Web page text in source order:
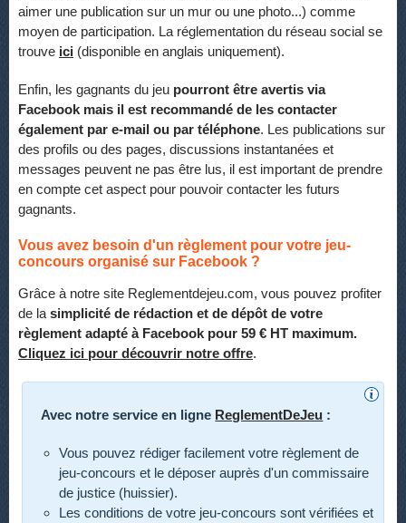
aimer une publication sur un mur ou une photo...) comme
moyen de participation. La réglementation du réseau social se
trouve ici (disponible en anglais uniquement).
Enfin, les gagnants du jeu pourront être avertis via
Facebook mais il est recommandé de les contacter
également par e-mail ou par téléphone. Les publications sur
des profils ou des pages, discussions instantanées et
messages peuvent ne pas être lus, il est important de prendre
en compte cet aspect pour pouvoir contacter les futurs
gagnants.
Vous avez besoin d'un règlement pour votre jeu-
concours organisé sur Facebook ?
Grâce à notre site Reglementdejeu.com, vous pouvez profiter
de la simplicité de rédaction et de dépôt de votre
règlement adapté à Facebook pour 59 € HT maximum.
Cliquez ici pour découvrir notre offre.
Avec notre service en ligne ReglementDeJeu :
Vous pouvez rédiger facilement votre règlement de
jeu-concours et le déposer auprès d'un commissaire
de justice (huissier).
Les conditions de votre jeu-concours sont vérifiées et